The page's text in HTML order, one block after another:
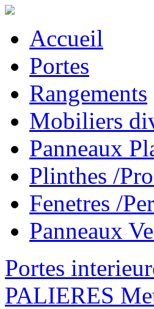
Accueil
Portes
Rangements
Mobiliers
Panneaux
Plinthes /
Fenetres /
Panneaux
Portes
PALIERES